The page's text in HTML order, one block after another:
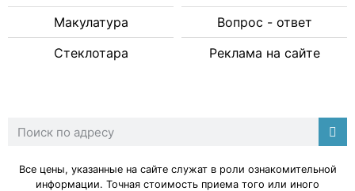
Макулатура
Стеклотара
Вопрос - ответ
Реклама на сайте
Все цены, указанные на сайте служат в роли ознакомительной
информации. Точная стоимость приема того или иного